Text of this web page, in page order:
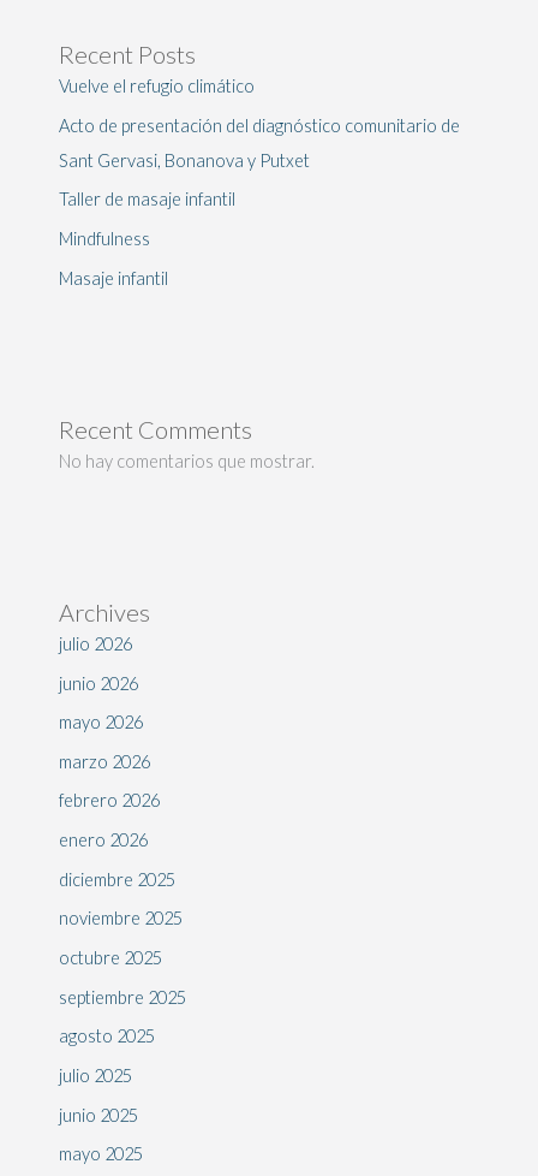
Recent Posts
Vuelve el refugio climático
Acto de presentación del diagnóstico comunitario de
Sant Gervasi, Bonanova y Putxet
Taller de masaje infantil
Mindfulness
Masaje infantil
Recent Comments
No hay comentarios que mostrar.
Archives
julio 2026
junio 2026
mayo 2026
marzo 2026
febrero 2026
enero 2026
diciembre 2025
noviembre 2025
octubre 2025
septiembre 2025
agosto 2025
julio 2025
junio 2025
mayo 2025